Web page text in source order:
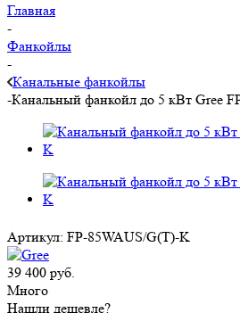
Главная
-
Фанкойлы
-
Канальные фанкойлы
-Канальный фанкойл до 5 кВт Gree
Артикул: FP-85WAUS/G(T)-K
39 400 руб.
Много
Нашли дешевле?